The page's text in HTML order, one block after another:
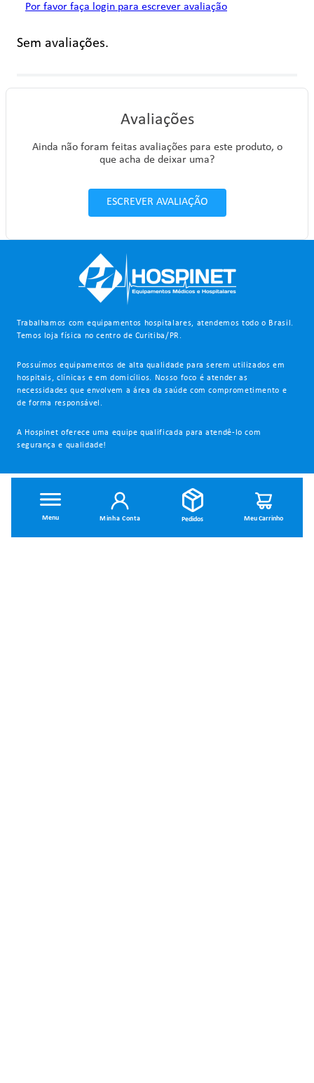
Minha Conta
Por favor faça login para escrever avaliação
Sem avaliações.
Avaliações
Ainda não foram feitas avaliações para este produto, o
que acha de deixar uma?
ESCREVER AVALIAÇÃO
Trabalhamos com equipamentos hospitalares, atendemos todo o Brasil.
Temos loja física no centro de Curitiba/PR.
Possuímos equipamentos de alta qualidade para serem utilizados em
hospitais, clínicas e em domicílios. Nosso foco é atender as
necessidades que envolvem a área da saúde com comprometimento e
de forma responsável.
A Hospinet oferece uma equipe qualificada para atendê-lo com
segurança e qualidade!
INSTITUCIONAL